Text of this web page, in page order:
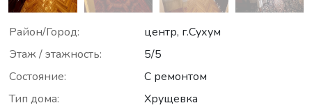
Район/Город:
центр, г.Сухум
Этаж / этажность:
5/5
Состояние:
С ремонтом
Тип дома:
Хрущевка